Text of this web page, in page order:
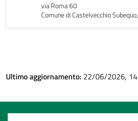
via Roma 60
Comune di Castelvecchio
Ultimo aggiornamento: 22/06/2026,